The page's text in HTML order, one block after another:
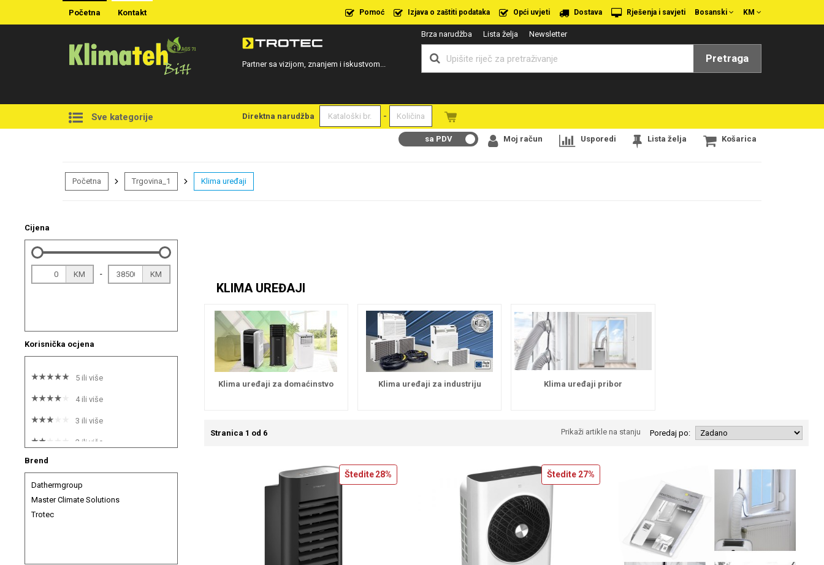
Početna Kontakt KM
Bosanski
Pomoć Izjava o zaštiti podataka Opći uvjeti Dostava Rješenja i savjeti
Partner sa vizijom, znanjem i iskustvom...
Brza narudžba Lista želja Newsletter
Pretraga
Sve kategorije Direktna narudžba -
sa PDV Moj račun Usporedi Lista želja Košarica
Početna Trgovina_1 Klima uređaji
Cijena
KM - KM
Korisnička ocjena
5 ili više
4 ili više
3 ili više
2 ili više
Brend
Dathermgroup
Master Climate Solutions
Trotec
KLIMA UREĐAJI
Klima uređaji za domaćinstvo Klima uređaji za industriju Klima uređaji pribor
Stranica 1 od 6 Poredaj po:
Prikaži artikle na stanju
Štedite 28% Štedite 27%